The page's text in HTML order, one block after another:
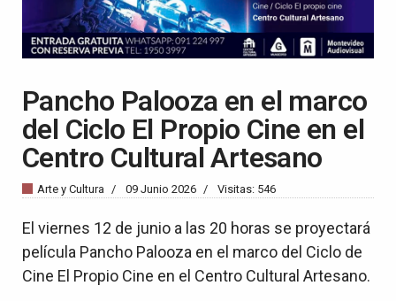
Pancho Palooza en el marco
del Ciclo El Propio Cine en el
Centro Cultural Artesano
Arte y Cultura 09 Junio 2026 Visitas: 546
El viernes 12 de junio a las 20 horas se proyectará
película Pancho Palooza en el marco del Ciclo de
Cine El Propio Cine en el Centro Cultural Artesano.